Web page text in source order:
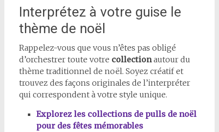
Interprétez à votre guise le
thème de noël
Rappelez-vous que vous n’êtes pas obligé
d’orchestrer toute votre collectionautour du
thème traditionnel de noël. Soyez créatif et
trouvez des façons originales de l’interpréter
qui correspondent à votre style unique.
Explorez les collections de pulls de noël
pour des fêtes mémorables